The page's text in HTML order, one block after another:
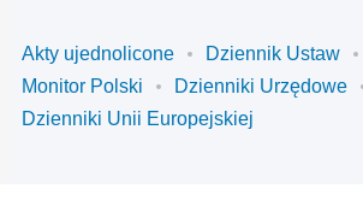
Akty ujednolicone
Dziennik Ustaw
Monitor Polski
Dzienniki Urzędowe
Dzienniki Unii Europejskiej